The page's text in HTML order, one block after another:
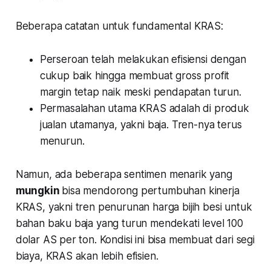
Beberapa catatan untuk fundamental KRAS:
Perseroan telah melakukan efisiensi dengan
cukup baik hingga membuat gross profit
margin tetap naik meski pendapatan turun.
Permasalahan utama KRAS adalah di produk
jualan utamanya, yakni baja. Tren-nya terus
menurun.
Namun, ada beberapa sentimen menarik yang
mungkin bisa mendorong pertumbuhan kinerja
KRAS, yakni tren penurunan harga bijih besi untuk
bahan baku baja yang turun mendekati level 100
dolar AS per ton. Kondisi ini bisa membuat dari segi
biaya, KRAS akan lebih efisien.